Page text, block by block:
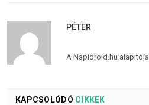
PÉTER
A Napidroid.hu alapítója.
KAPCSOLÓDÓ CIKKEK